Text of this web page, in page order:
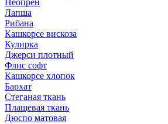
Неопрен
Лапша
Рибана
Кашкорсе вискоза
Кулирка
Джерси плотный
Флис софт
Кашкорсе хлопок
Бархат
Стеганая ткань
Плащевая ткань
Дюспо матовая